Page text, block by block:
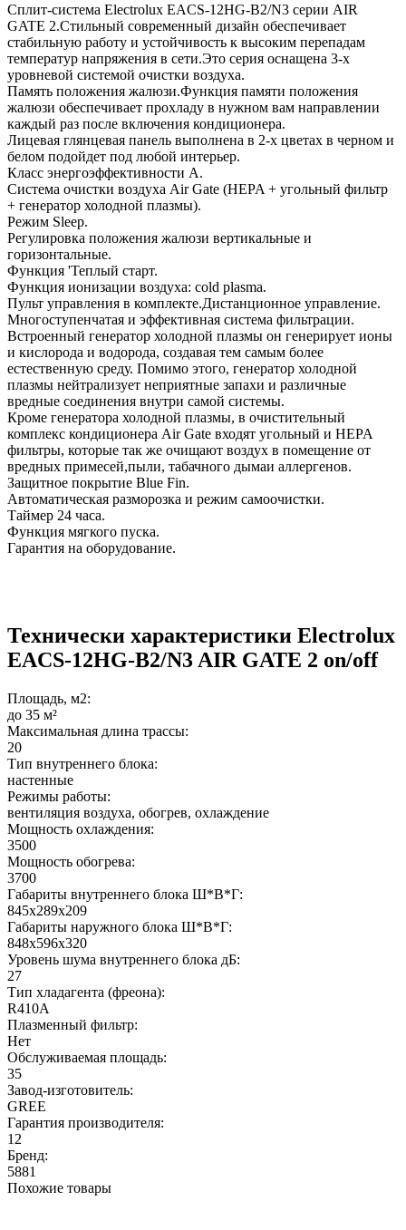
Сплит-система Electrolux EACS-12HG-B2/N3 серии AIR
GATE 2.Стильный современный дизайн обеспечивает
стабильную работу и устойчивость к высоким перепадам
температур напряжения в сети.Это серия оснащена 3-х
уровневой системой очистки воздуха.
Память положения жалюзи.Функция памяти положения
жалюзи обеспечивает прохладу в нужном вам направлении
каждый раз после включения кондиционера.
Лицевая глянцевая панель выполнена в 2-х цветах в черном и
белом подойдет под любой интерьер.
Класс энергоэффективности А.
Система очистки воздуха Air Gate (HEPA + угольный фильтр
+ генератор холодной плазмы).
Режим Sleep.
Регулировка положения жалюзи вертикальные и
горизонтальные.
Функция 'Теплый старт.
Функция ионизации воздуха: cold plasma.
Пульт управления в комплекте.Дистанционное управление.
Многоступенчатая и эффективная система фильтрации.
Встроенный генератор холодной плазмы он генерирует ионы
и кислорода и водорода, создавая тем самым более
естественную среду. Помимо этого, генератор холодной
плазмы нейтрализует неприятные запахи и различные
вредные соединения внутри самой системы.
Кроме генератора холодной плазмы, в очистительный
комплекс кондиционера Air Gate входят угольный и HEPA
фильтры, которые так же очищают воздух в помещение от
вредных примесей,пыли, табачного дымаи аллергенов.
Защитное покрытие Blue Fin.
Автоматическая разморозка и режим самоочистки.
Таймер 24 часа.
Функция мягкого пуска.
Гарантия на оборудование.
Технически характеристики Electrolux
EACS-12HG-B2/N3 AIR GATE 2 on/off
Площадь, м2:
до 35 м²
Максимальная длина трассы:
20
Тип внутреннего блока:
настенные
Режимы работы:
вентиляция воздуха, обогрев, охлаждение
Мощность охлаждения:
3500
Мощность обогрева:
3700
Габариты внутреннего блока Ш*В*Г:
845x289x209
Габариты наружного блока Ш*В*Г:
848x596x320
Уровень шума внутреннего блока дБ:
27
Тип хладагента (фреона):
R410A
Плазменный фильтр:
Нет
Обслуживаемая площадь:
35
Завод-изготовитель:
GREE
Гарантия производителя:
12
Бренд:
5881
Похожие товары